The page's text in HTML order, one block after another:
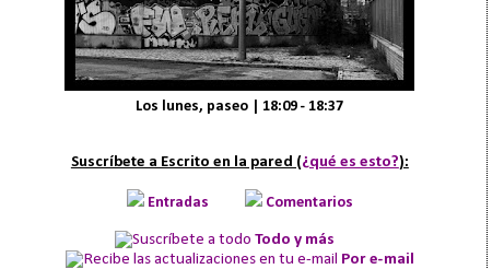
Los lunes, paseo | 18:09 - 18:37
Suscríbete a Escrito en la pared (¿qué es esto?):
Entradas Comentarios
Todo y más
Por e-mail